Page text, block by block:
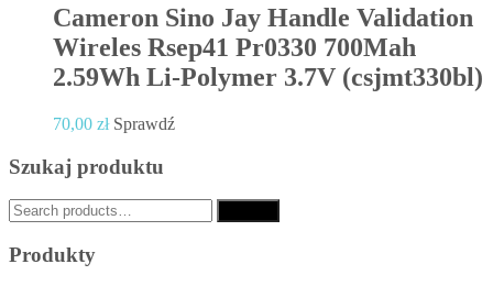
Cameron Sino Jay Handle Validation
Wireles Rsep41 Pr0330 700Mah
2.59Wh Li-Polymer 3.7V (csjmt330bl)
70,00 zł Sprawdź
Szukaj produktu
Search
for:
Produkty